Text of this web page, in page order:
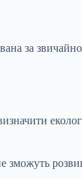
за
зможуть